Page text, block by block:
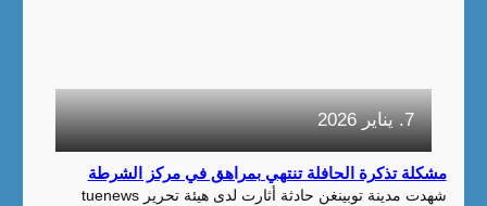
7. يناير 2026
مشكلة تذكرة الحافلة تنتهي بمراهق في مركز الشرطة
شهدت مدينة توبينغن حادثة أثارت لدى هيئة تحرير tuenews